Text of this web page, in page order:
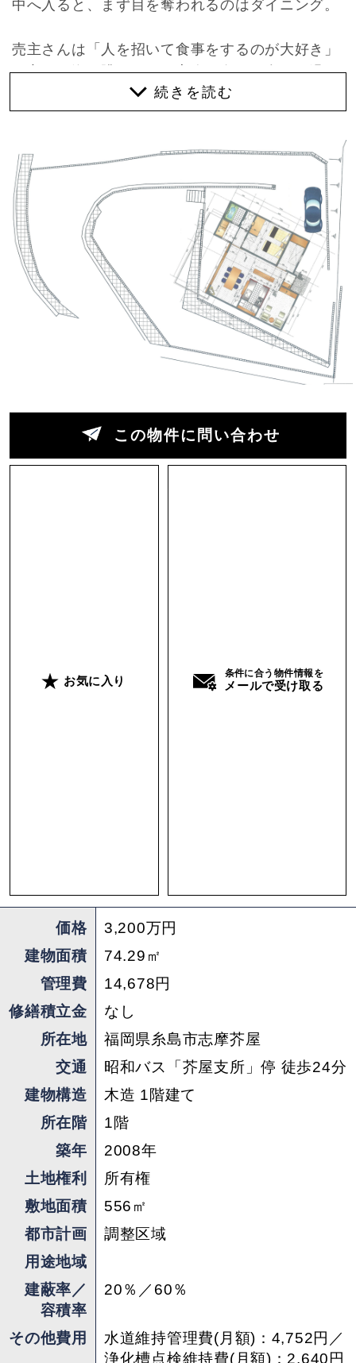
中へ入ると、まず目を奪われるのはダイニング。
売主さんは「人を招いて食事をするのが大好き」
な方で、海を眺めながら客人と向かい合って過ご
す時間を、何より大切にしてきたそうです。その
想いがかたちになり、この家では“食事の場”こそ
海が見える家というと、リビングからのオーシャ
ンビューを思い浮かべがちですが、この家はあえ
て“食事の時間”に焦点を当てた設計。その柔らか
な発想と遊び心に、思わず惹かれてしまいまし
た。
特筆すべきは、ダイニング横のウッドデッキ。ダ
イニングほどの広さがあり、第二のリビングとし
て使えそうです。また、屋内フロアと屋外デッキ
の床はフラットにつながり、窓を開け放てば、室
日はフルオープンにして、海風を感じながら朝食
る際は慎重なハンドルさばきが必要。とはいえ、
売主さんはコンパクトカーを2台駐車されてお
少しずつ手を加えながら、自分らしい“海の見え
る食卓”を育てていってほしいなと願っていま
※本物件は、別荘地内にある物件になります。
※民泊利用は不可です。
担当 ： たかはし
この物件に問い合わせ
お気に入り
条件に合う物件情報を
メールで受け取る
価格
3,200万円
建物面積
74.29㎡
管理費
14,678円
修繕積立金
なし
所在地
福岡県糸島市志摩芥屋
交通
昭和バス「芥屋支所」停 徒歩24分
建物構造
木造 1階建て
所在階
1階
築年
2008年
土地権利
所有権
敷地面積
556㎡
都市計画
調整区域
用途地域
建蔽率／
容積率
20％／60％
その他費用
水道維持管理費(月額)：4,752円／
浄化槽点検維持費(月額)：2,640円